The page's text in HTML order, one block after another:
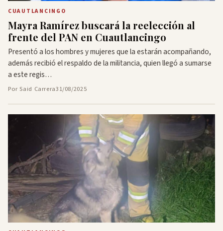
CUAUTLANCINGO
Mayra Ramírez buscará la reelección al
frente del PAN en Cuautlancingo
Presentó a los hombres y mujeres que la estarán acompañando,
además recibió el respaldo de la militancia, quien llegó a sumarse
a este regis…
Por Said Carrera31/08/2025